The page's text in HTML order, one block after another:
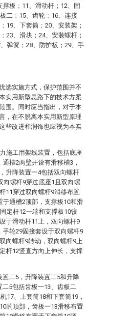
板；11、滑动杆；12、固
二；15、齿轮；16、连接
19、下套筒；20、安装架；
23、滑块；24、安装螺杆；
弹簧；28、防护板；29、手
选实施方式，保护范围并不
实用新型思路下的技术方案
围。同时应当指出，对于本
，在不脱离本实用新型原理
些改进和润饰也应视为本实
施工用架线装置，包括底座
槽2两壁开设有滑移槽3，
升降装置一4包括双向螺杆
向螺杆9穿过底座1且双向螺
11穿过双向螺杆9滑移布置
通槽2顶部，支撑板10和滑
定杆12一端和支撑板10铰
于滑动杆11上，双向螺杆9
手轮29固接套设于双向螺杆9
向螺杆9转动，双向螺杆9上
杆12竖直方向上伸长，支撑
二5，升降装置二5和升降
5包括齿板一13、齿板二
17、上套筒18和下套筒19，
的顶部，齿板一13滑移布置